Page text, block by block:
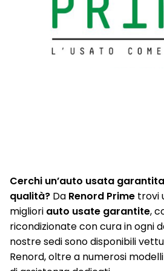
Cerchi un’auto usata
qualità? Da Renord Prime trovi
migliori auto usate garantite,
ricondizionate con cura in ogni
nostre sedi sono disponibili
Renord, oltre a numerosi